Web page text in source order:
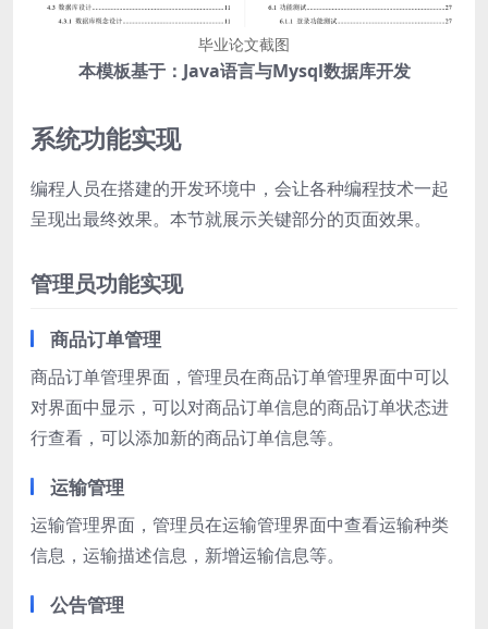
毕业论文截图
本模板基于：Java语言与Mysql数据库开发
系统功能实现
编程人员在搭建的开发环境中，会让各种编程技术一起
呈现出最终效果。本节就展示关键部分的页面效果。
管理员功能实现
商品订单管理
商品订单管理界面，管理员在商品订单管理界面中可以
对界面中显示，可以对商品订单信息的商品订单状态进
行查看，可以添加新的商品订单信息等。
运输管理
运输管理界面，管理员在运输管理界面中查看运输种类
信息，运输描述信息，新增运输信息等。
公告管理